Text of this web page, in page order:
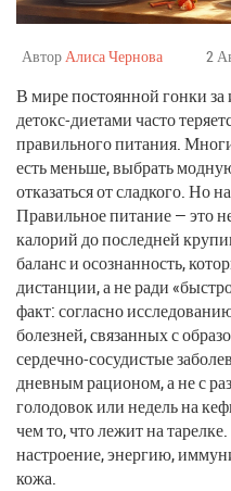
АвторАлиса Чернова 2
В мире постоянной гонки
детокс-диетами часто
правильного питания.
есть меньше, выбрать
отказаться от сладкого. Но
Правильное питание — это
калорий до последней
баланс и осознанность,
дистанции, а не ради
факт: согласно
болезней, связанных с
сердечно-сосудистые
дневным рационом, а не с
голодовок или недель на
чем то, что лежит на
настроение, энергию,
кожа.